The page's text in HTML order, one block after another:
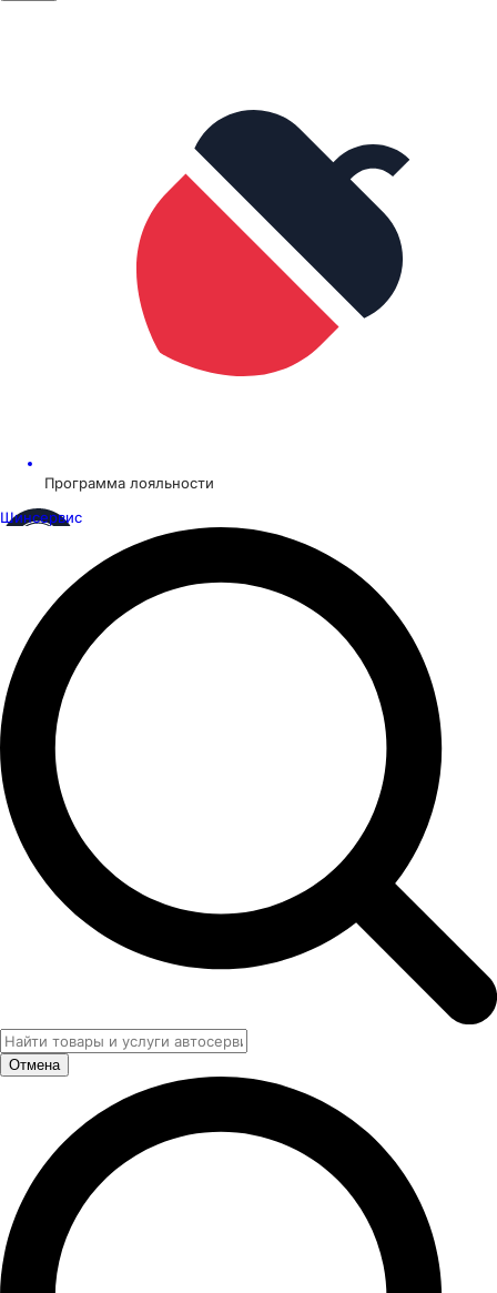
Программа лояльности
Шинсервис
Отмена